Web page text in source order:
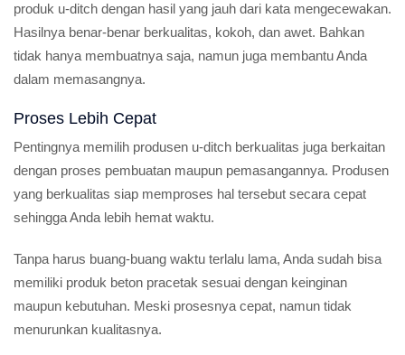
produk u-ditch dengan hasil yang jauh dari kata mengecewakan.
Hasilnya benar-benar berkualitas, kokoh, dan awet. Bahkan
tidak hanya membuatnya saja, namun juga membantu Anda
dalam memasangnya.
Proses Lebih Cepat
Pentingnya memilih produsen u-ditch berkualitas juga berkaitan
dengan proses pembuatan maupun pemasangannya. Produsen
yang berkualitas siap memproses hal tersebut secara cepat
sehingga Anda lebih hemat waktu.
Tanpa harus buang-buang waktu terlalu lama, Anda sudah bisa
memiliki produk beton pracetak sesuai dengan keinginan
maupun kebutuhan. Meski prosesnya cepat, namun tidak
menurunkan kualitasnya.